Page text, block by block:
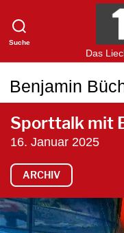
Suche
Das
Benjamin
Sporttalk mit
16. Januar 2025
ARCHIV
V
i